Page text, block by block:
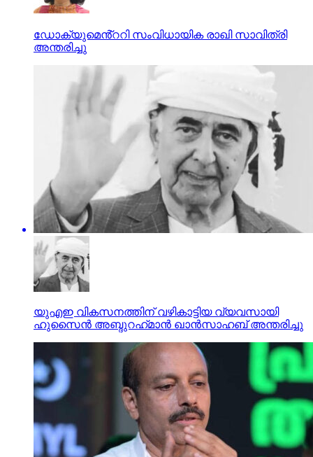
ഡോക്യുമെൻ്ററി സംവിധായിക രാഖി സാവിത്രി
അന്തരിച്ചു
യുഎഇ വികസനത്തിന് വഴികാട്ടിയ വ്യവസായി
ഹുസൈൻ അബ്ദുറഹ്‌മാൻ ഖാൻസാഹബ് അന്തരിച്ചു